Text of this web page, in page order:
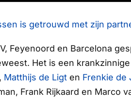
is getrouwd met zijn
Feyenoord en Barcelona
Het is een
Matthijs de Ligt en Frenkie de
Frank Rijkaard en Marco